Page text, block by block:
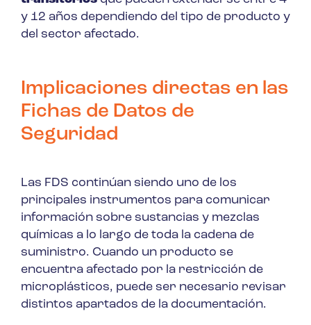
y 12 años dependiendo del tipo de producto y
del sector afectado.
Implicaciones directas en las
Fichas de Datos de
Seguridad
Las FDS continúan siendo uno de los
principales instrumentos para comunicar
información sobre sustancias y mezclas
químicas a lo largo de toda la cadena de
suministro. Cuando un producto se
encuentra afectado por la restricción de
microplásticos, puede ser necesario revisar
distintos apartados de la documentación.